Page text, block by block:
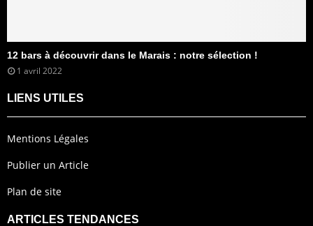
12 bars à découvrir dans le Marais : notre sélection !
1 avril 2022
LIENS UTILES
Mentions Légales
Publier un Article
Plan de site
ARTICLES TENDANCES